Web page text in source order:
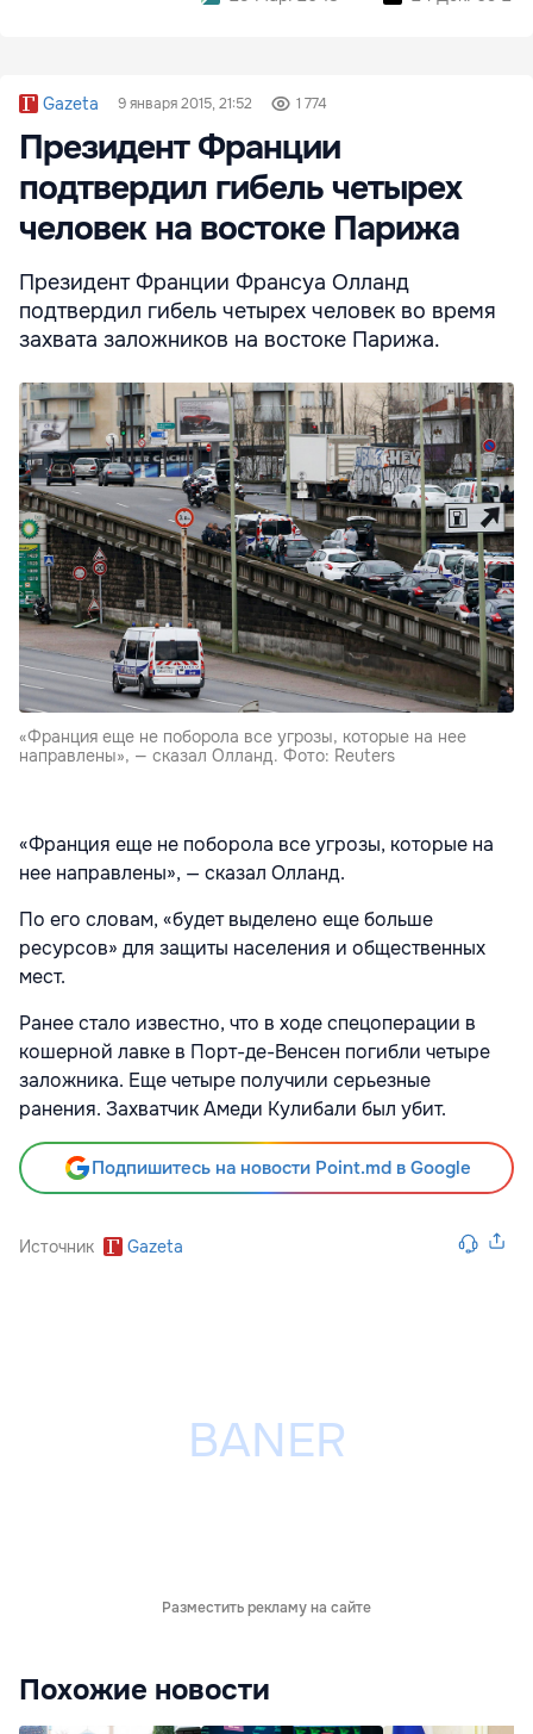
Gazeta 9 января 2015, 21:52 1 774
Президент Франции
подтвердил гибель четырех
человек на востоке Парижа
Президент Франции Франсуа Олланд
подтвердил гибель четырех человек во время
захвата заложников на востоке Парижа.
«Франция еще не поборола все угрозы, которые на нее
направлены», — сказал Олланд. Фото: Reuters
«Франция еще не поборола все угрозы, которые на
нее направлены», — сказал Олланд.
По его словам, «будет выделено еще больше
ресурсов» для защиты населения и общественных
мест.
Ранее стало известно, что в ходе спецоперации в
кошерной лавке в Порт-де-Венсен погибли четыре
заложника. Еще четыре получили серьезные
ранения. Захватчик Амеди Кулибали был убит.
Подпишитесь на новости Point.md в Google
Источник Gazeta
Разместить рекламу на сайте
Похожие новости